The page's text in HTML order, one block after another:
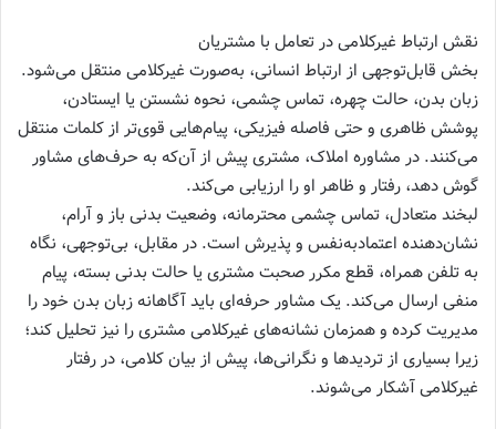
نقش ارتباط غیرکلامی در تعامل با مشتریان
بخش قابل‌توجهی از ارتباط انسانی، به‌صورت غیرکلامی منتقل می‌شود.
زبان بدن، حالت چهره، تماس چشمی، نحوه نشستن یا ایستادن،
پوشش ظاهری و حتی فاصله فیزیکی، پیام‌هایی قوی‌تر از کلمات منتقل
می‌کنند. در مشاوره املاک، مشتری پیش از آن‌که به حرف‌های مشاور
گوش دهد، رفتار و ظاهر او را ارزیابی می‌کند.
لبخند متعادل، تماس چشمی محترمانه، وضعیت بدنی باز و آرام،
نشان‌دهنده اعتمادبه‌نفس و پذیرش است. در مقابل، بی‌توجهی، نگاه
به تلفن همراه، قطع مکرر صحبت مشتری یا حالت بدنی بسته، پیام
منفی ارسال می‌کند. یک مشاور حرفه‌ای باید آگاهانه زبان بدن خود را
مدیریت کرده و همزمان نشانه‌های غیرکلامی مشتری را نیز تحلیل کند؛
زیرا بسیاری از تردیدها و نگرانی‌ها، پیش از بیان کلامی، در رفتار
غیرکلامی آشکار می‌شوند.